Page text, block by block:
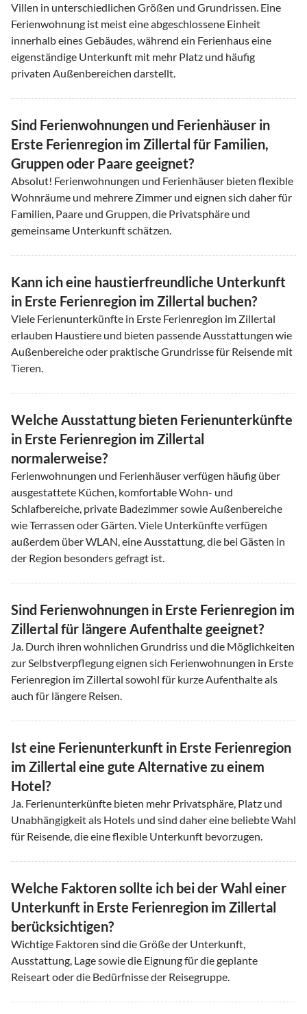
Villen in unterschiedlichen Größen und Grundrissen. Eine
Ferienwohnung ist meist eine abgeschlossene Einheit
innerhalb eines Gebäudes, während ein Ferienhaus eine
eigenständige Unterkunft mit mehr Platz und häufig
privaten Außenbereichen darstellt.
Sind Ferienwohnungen und Ferienhäuser in
Erste Ferienregion im Zillertal für Familien,
Gruppen oder Paare geeignet?
Absolut! Ferienwohnungen und Ferienhäuser bieten flexible
Wohnräume und mehrere Zimmer und eignen sich daher für
Familien, Paare und Gruppen, die Privatsphäre und
gemeinsame Unterkunft schätzen.
Kann ich eine haustierfreundliche Unterkunft
in Erste Ferienregion im Zillertal buchen?
Viele Ferienunterkünfte in Erste Ferienregion im Zillertal
erlauben Haustiere und bieten passende Ausstattungen wie
Außenbereiche oder praktische Grundrisse für Reisende mit
Tieren.
Welche Ausstattung bieten Ferienunterkünfte
in Erste Ferienregion im Zillertal
normalerweise?
Ferienwohnungen und Ferienhäuser verfügen häufig über
ausgestattete Küchen, komfortable Wohn- und
Schlafbereiche, private Badezimmer sowie Außenbereiche
wie Terrassen oder Gärten. Viele Unterkünfte verfügen
außerdem über WLAN, eine Ausstattung, die bei Gästen in
der Region besonders gefragt ist.
Sind Ferienwohnungen in Erste Ferienregion im
Zillertal für längere Aufenthalte geeignet?
Ja. Durch ihren wohnlichen Grundriss und die Möglichkeiten
zur Selbstverpflegung eignen sich Ferienwohnungen in Erste
Ferienregion im Zillertal sowohl für kurze Aufenthalte als
auch für längere Reisen.
Ist eine Ferienunterkunft in Erste Ferienregion
im Zillertal eine gute Alternative zu einem
Hotel?
Ja. Ferienunterkünfte bieten mehr Privatsphäre, Platz und
Unabhängigkeit als Hotels und sind daher eine beliebte Wahl
für Reisende, die eine flexible Unterkunft bevorzugen.
Welche Faktoren sollte ich bei der Wahl einer
Unterkunft in Erste Ferienregion im Zillertal
berücksichtigen?
Wichtige Faktoren sind die Größe der Unterkunft,
Ausstattung, Lage sowie die Eignung für die geplante
Reiseart oder die Bedürfnisse der Reisegruppe.